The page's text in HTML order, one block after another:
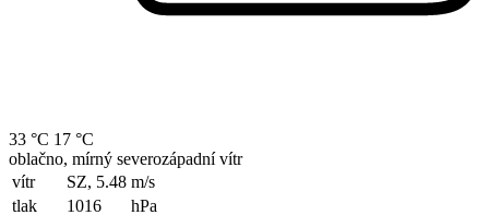
33 °C 17 °C
oblačno, mírný severozápadní vítr
vítr
SZ, 5.48 m/s
tlak
1016
hPa